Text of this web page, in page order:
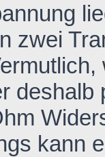
zwei
kann